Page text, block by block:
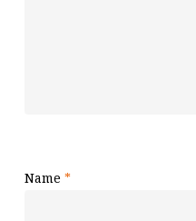
Name *